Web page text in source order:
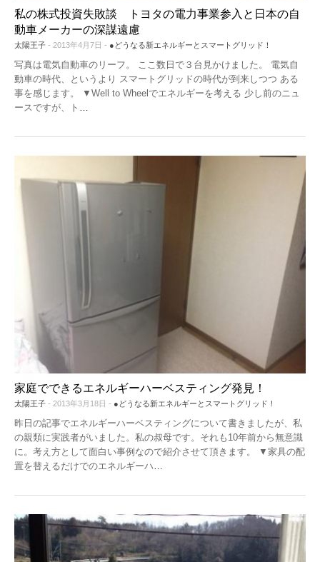
私の株式投資失敗談 トヨタの電力事業参入と日本の自
動車メーカーの深謀遠慮
太陽王子 - 2013年4月7日 - ●どうなる新エネルギーとスマートグリッド！
写真は電気自動車のリーフ。 ここ数日で３台見かけました。 電気自
動車の時代、というより スマートグリッドの時代が到来しつつ ある
事を感じます。 ▼Well to Wheelでエネルギーを考える 少し前のニュ
ースですが、ト
家庭でできるエネルギーハーベスティング発見！
太陽王子 - 2013年3月18日 - ●どうなる新エネルギーとスマートグリッド！
昨日の記事でエネルギーハーベスティングについて書きましたが、私
の親類に実践者がいました。私の叔母です。それも10年前から無意識
に。考え方として面白い事例なので紹介させて頂きます。 ▼家具の配
置を替えるだけでのエネルギーハ…